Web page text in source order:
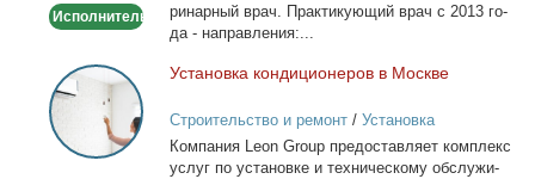
дом
Исполнитель
ри­нар­ный врач. Прак­ти­ку­ю­щий врач с 2013 го­
да - на­прав­ле­ния:...
Установка
кондиционеров
в
Москве
Уста­нов­ка кон­ди­ци­о­не­ров в Москве
Строительство и ремонт/ Установка
кондиционеров
Ком­па­ния Leon Group предо­став­ля­ет ком­плекс
услуг по уста­нов­ке и тех­ни­че­ско­му об­слу­жи­